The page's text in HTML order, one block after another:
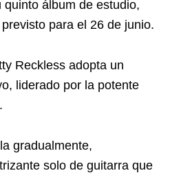
álbum de estudio,
para el 26 de junio.
Reckless adopta un
liderado por la potente
gradualmente,
solo de guitarra que